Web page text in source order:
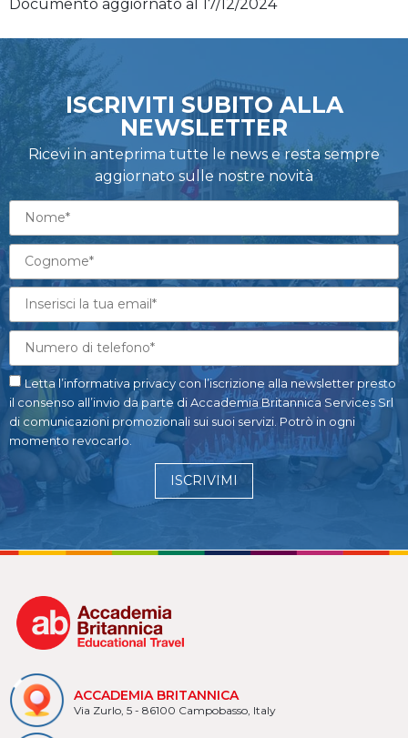
Documento aggiornato al 17/12/2024
ISCRIVITI SUBITO ALLA
NEWSLETTER
Ricevi in anteprima tutte le news e resta sempre
aggiornato sulle nostre novità
Letta l’informativa privacy con l’iscrizione alla newsletter presto
il consenso all’invio da parte di Accademia Britannica Services Srl
di comunicazioni promozionali sui suoi servizi. Potrò in ogni
momento revocarlo.
ISCRIVIMI
ACCADEMIA BRITANNICA
Via Zurlo, 5 - 86100 Campobasso, Italy